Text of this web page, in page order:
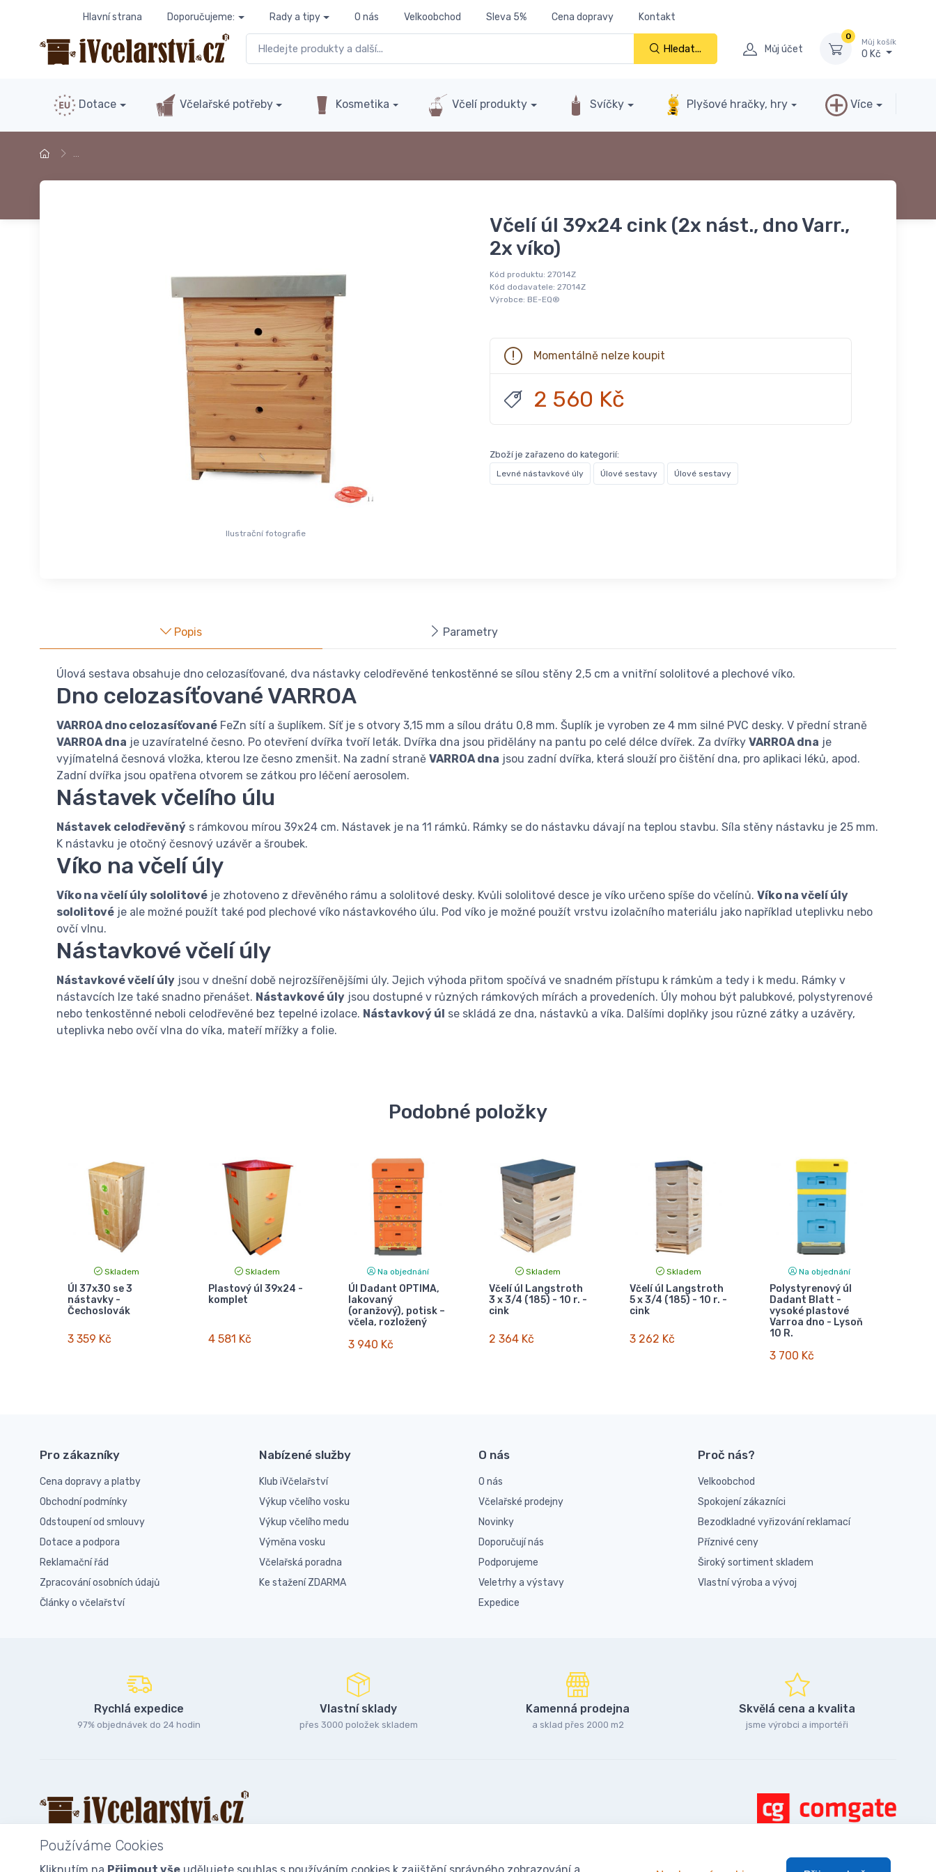
Hlavní strana Doporučujeme: Rady a tipy O nás Velkoobchod Sleva 5% Cena dopravy Kontakt
Hledat... Můj účet
0
Můj košík
0 Kč
Dotace Včelařské potřeby Kosmetika Včelí produkty Svíčky Plyšové hračky, hry Více
…
Ilustrační fotografie
Včelí úl 39x24 cink (2x nást., dno Varr.,
2x víko)
Kód produktu: 27014Z
Kód dodavatele: 27014Z
Výrobce: BE-EQ®
Momentálně nelze koupit
2 560 Kč
Zboží je zařazeno do kategorií:
Levné nástavkové úly Úlové sestavy Úlové sestavy
Popis Parametry
Úlová sestava obsahuje dno celozasíťované, dva nástavky celodřevěné tenkostěnné se sílou stěny 2,5 cm a vnitřní sololitové a plechové víko.
Dno celozasíťované VARROA
VARROA dno celozasíťované FeZn sítí a šuplíkem. Síť je s otvory 3,15 mm a sílou drátu 0,8 mm. Šuplík je vyroben ze 4 mm silné PVC desky. V přední straně
VARROA dna je uzavíratelné česno. Po otevření dvířka tvoří leták. Dvířka dna jsou přidělány na pantu po celé délce dvířek. Za dvířky VARROA dna je
vyjímatelná česnová vložka, kterou lze česno zmenšit. Na zadní straně VARROA dna jsou zadní dvířka, která slouží pro čištění dna, pro aplikaci léků, apod.
Zadní dvířka jsou opatřena otvorem se zátkou pro léčení aerosolem.
Nástavek včelího úlu
Nástavek celodřevěný s rámkovou mírou 39x24 cm. Nástavek je na 11 rámků. Rámky se do nástavku dávají na teplou stavbu. Síla stěny nástavku je 25 mm.
K nástavku je otočný česnový uzávěr a šroubek.
Víko na včelí úly
Víko na včelí úly sololitové je zhotoveno z dřevěného rámu a sololitové desky. Kvůli sololitové desce je víko určeno spíše do včelínů. Víko na včelí úly
sololitové je ale možné použít také pod plechové víko nástavkového úlu. Pod víko je možné použít vrstvu izolačního materiálu jako například uteplivku nebo
ovčí vlnu.
Nástavkové včelí úly
Nástavkové včelí úly jsou v dnešní době nejrozšířenějšími úly. Jejich výhoda přitom spočívá ve snadném přístupu k rámkům a tedy i k medu. Rámky v
nástavcích lze také snadno přenášet. Nástavkové úly jsou dostupné v různých rámkových mírách a provedeních. Úly mohou být palubkové, polystyrenové
nebo tenkostěnné neboli celodřevěné bez tepelné izolace. Nástavkový úl se skládá ze dna, nástavků a víka. Dalšími doplňky jsou různé zátky a uzávěry,
uteplivka nebo ovčí vlna do víka, mateří mřížky a folie.
Podobné položky
Skladem
Úl 37x30 se 3
nástavky -
Čechoslovák
3 359 Kč
Skladem
Plastový úl 39x24 -
komplet
4 581 Kč
Na objednání
Úl Dadant OPTIMA,
lakovaný
(oranžový), potisk –
včela, rozložený
3 940 Kč
Skladem
Včelí úl Langstroth
3 x 3/4 (185) - 10 r. -
cink
2 364 Kč
Skladem
Včelí úl Langstroth
5 x 3/4 (185) - 10 r. -
cink
3 262 Kč
Na objednání
Polystyrenový úl
Dadant Blatt -
vysoké plastové
Varroa dno - Lysoň
10 R.
3 700 Kč
Pro zákazníky
Cena dopravy a platby
Obchodní podmínky
Odstoupení od smlouvy
Dotace a podpora
Reklamační řád
Zpracování osobních údajů
Články o včelařství
Nabízené služby
Klub iVčelařství
Výkup včelího vosku
Výkup včelího medu
Výměna vosku
Včelařská poradna
Ke stažení ZDARMA
O nás
O nás
Včelařské prodejny
Novinky
Doporučují nás
Podporujeme
Veletrhy a výstavy
Expedice
Proč nás?
Velkoobchod
Spokojení zákazníci
Bezodkladné vyřizování reklamací
Příznivé ceny
Široký sortiment skladem
Vlastní výroba a vývoj
Rychlá expedice
97% objednávek do 24 hodin
Vlastní sklady
přes 3000 položek skladem
Kamenná prodejna
a sklad přes 2000 m2
Skvělá cena a kvalita
jsme výrobci a importéři
Používáme Cookies